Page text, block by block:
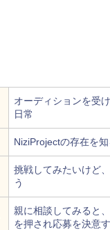
オーディションを受
日常
NiziProjectの存在を知
挑戦してみたいけど
う
親に相談してみると
を押され応募を決意